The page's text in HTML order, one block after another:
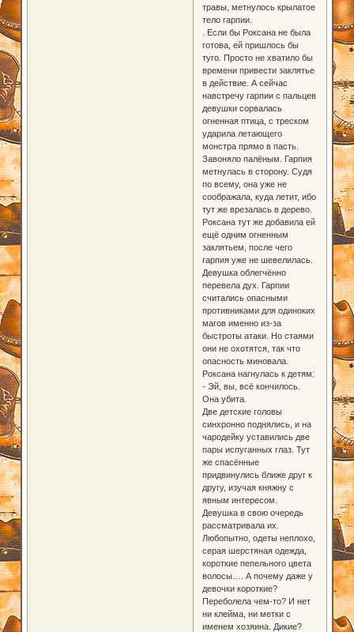
травы, метнулось крылатое
тело гарпии.
. Если бы Роксана не была
готова, ей пришлось бы
туго. Просто не хватило бы
времени привести заклятье
в действие. А сейчас
навстречу гарпии с пальцев
девушки сорвалась
огненная птица, с треском
ударила летающего
монстра прямо в пасть.
Завоняло палёным. Гарпия
метнулась в сторону. Судя
по всему, она уже не
соображала, куда летит, ибо
тут же врезалась в дерево.
Роксана тут же добавила ей
ещё одним огненным
заклятьем, после чего
гарпия уже не шевелилась.
Девушка облегчённо
перевела дух. Гарпии
считались опасными
противниками для одиноких
магов именно из-за
быстроты атаки. Но стаями
они не охотятся, так что
опасность миновала.
Роксана нагнулась к детям:
- Эй, вы, всё кончилось.
Она убита.
Две детские головы
синхронно поднялись, и на
чародейку уставились две
пары испуганных глаз. Тут
же спасённые
придвинулись ближе друг к
другу, изучая княжну с
явным интересом.
Девушка в свою очередь
рассматривала их.
Любопытно, одеты неплохо,
серая шерстяная одежда,
короткие пепельного цвета
волосы…. А почему даже у
девочки короткие?
Переболела чем-то? И нет
ни клейма, ни метки с
именем хозяина. Дикие?